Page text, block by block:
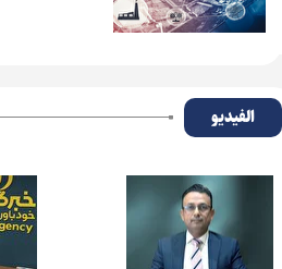
الفیدیو